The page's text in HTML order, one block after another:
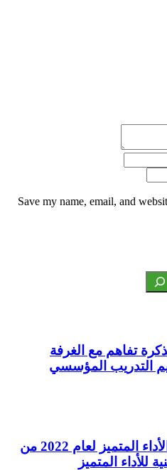
Save my name, email, and
تفاهم مع الغرفة
التدريب المؤسسي
تكريم فرسان بجائزة الأداء المتميز لعام 2022 من
للأداء المتميز